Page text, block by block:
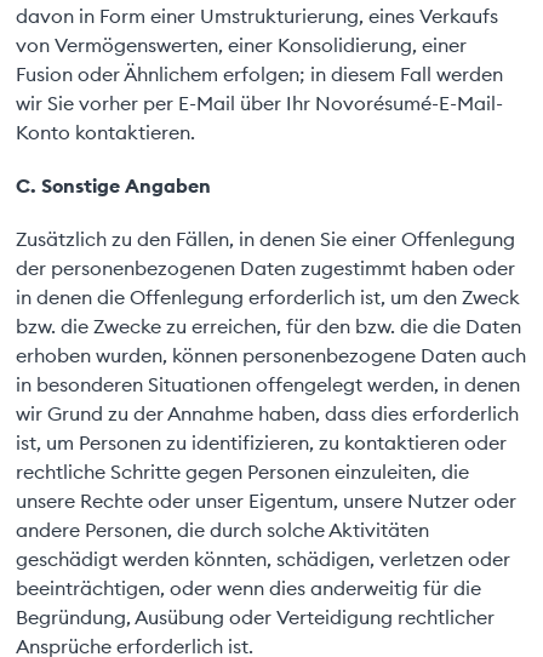
davon in Form einer Umstrukturierung, eines Verkaufs
von Vermögenswerten, einer Konsolidierung, einer
Fusion oder Ähnlichem erfolgen; in diesem Fall werden
wir Sie vorher per E-Mail über Ihr Novorésumé-E-Mail-
Konto kontaktieren.
C. Sonstige Angaben
Zusätzlich zu den Fällen, in denen Sie einer Offenlegung
der personenbezogenen Daten zugestimmt haben oder
in denen die Offenlegung erforderlich ist, um den Zweck
bzw. die Zwecke zu erreichen, für den bzw. die die Daten
erhoben wurden, können personenbezogene Daten auch
in besonderen Situationen offengelegt werden, in denen
wir Grund zu der Annahme haben, dass dies erforderlich
ist, um Personen zu identifizieren, zu kontaktieren oder
rechtliche Schritte gegen Personen einzuleiten, die
unsere Rechte oder unser Eigentum, unsere Nutzer oder
andere Personen, die durch solche Aktivitäten
geschädigt werden könnten, schädigen, verletzen oder
beeinträchtigen, oder wenn dies anderweitig für die
Begründung, Ausübung oder Verteidigung rechtlicher
Ansprüche erforderlich ist.